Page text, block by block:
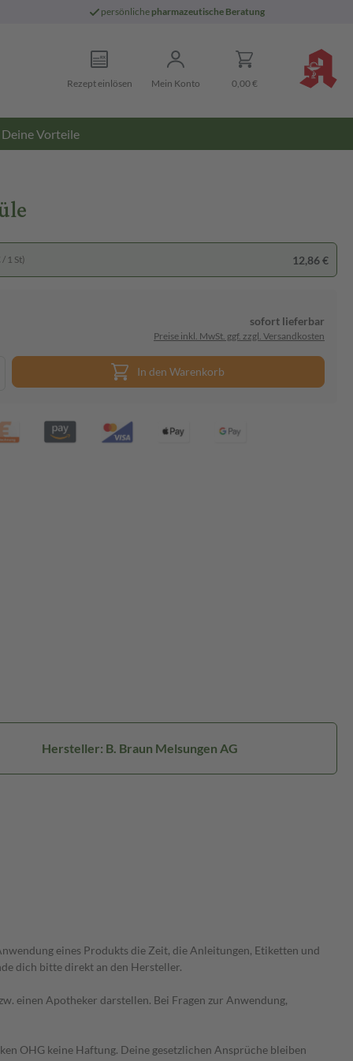
persönliche pharmazeutische Beratung
Rezept einlösen Mein Konto 0,00 €
Deine Vorteile
1 St) 12,86 €
sofort lieferbar
Preise inkl. MwSt. ggf. zzgl. Versandkosten
In den Warenkorb
Hersteller: B. Braun Melsungen AG
eines Produkts die Zeit, die Anleitungen, Etiketten und
dich bitte direkt an den Hersteller.
einen Apotheker darstellen. Bei Fragen zur Anwendung,
OHG keine Haftung. Deine gesetzlichen Ansprüche bleiben